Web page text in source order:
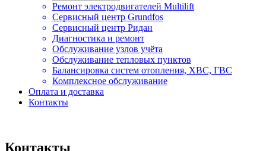
Ремонт электродвигателей Multilift
Сервисный центр Grundfos
Сервисный центр Ридан
Диагностика и ремонт
Обслуживание узлов учёта
Обслуживание тепловых пунктов
Балансировка систем отопления, ХВС, ГВС
Комплексное обслуживание
Оплата и доставка
Контакты
Контакты